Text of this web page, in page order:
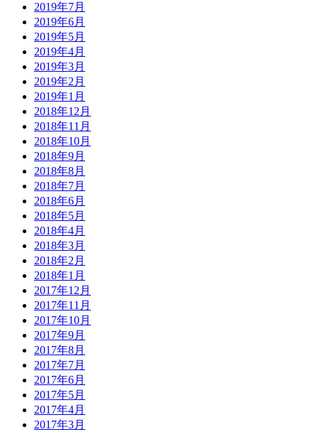
2019年7月
2019年6月
2019年5月
2019年4月
2019年3月
2019年2月
2019年1月
2018年12月
2018年11月
2018年10月
2018年9月
2018年8月
2018年7月
2018年6月
2018年5月
2018年4月
2018年3月
2018年2月
2018年1月
2017年12月
2017年11月
2017年10月
2017年9月
2017年8月
2017年7月
2017年6月
2017年5月
2017年4月
2017年3月